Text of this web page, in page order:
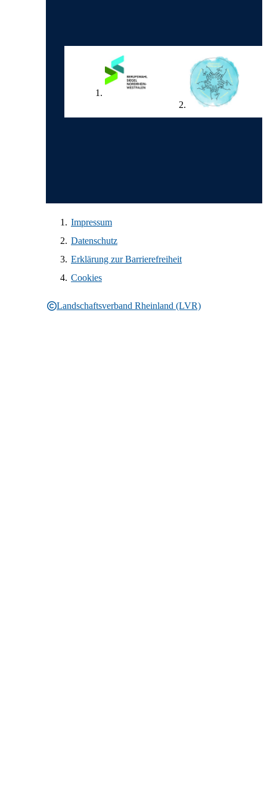
Landschaftsverband Rheinland (LVR)
Impressum
Datenschutz
Erklärung zur Barrierefreiheit
Cookies